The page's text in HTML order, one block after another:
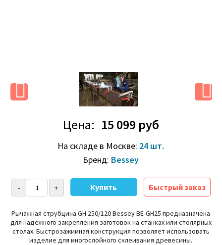
Цена: 15 099 руб
На складе в Москве: 24 шт.
Бренд: Bessey
Быстрый заказ
Рычажная струбцина GH 250/120 Bessey BE-GH25 предназначена
для надежного закрепления заготовок на станках или столярных
столах. Быстрозажимная конструкция позволяет использовать
изделие для многослойного склеивания древесины.